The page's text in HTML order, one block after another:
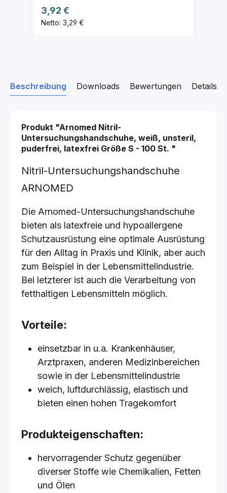
Regulärer Preis:
3,92 €
Netto: 3,29 €
Beschreibung Downloads Details
Bewertungen
Produkt "Arnomed Nitril-
Untersuchungshandschuhe, weiß, unsteril,
puderfrei, latexfrei Größe S - 100 St. "
Nitril-Untersuchungshandschuhe
ARNOMED
Die Arnomed-Untersuchungshandschuhe
bieten als latexfreie und hypoallergene
Schutzausrüstung eine optimale Ausrüstung
für den Alltag in Praxis und Klinik, aber auch
zum Beispiel in der Lebensmittelindustrie.
Bei letzterer ist auch die Verarbeitung von
fetthaltigen Lebensmitteln möglich.
Vorteile:
einsetzbar in u.a. Krankenhäuser,
Arztpraxen, anderen Medizinbereichen
sowie in der Lebensmittelindustrie
weich, luftdurchlässig, elastisch und
bieten einen hohen Tragekomfort
Produkteigenschaften:
hervorragender Schutz gegenüber
diverser Stoffe wie Chemikalien, Fetten
und Ölen